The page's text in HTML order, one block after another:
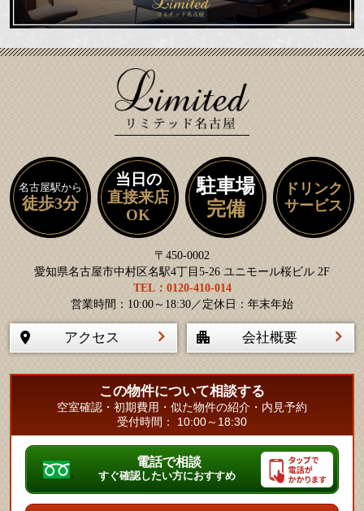
名古屋駅から
徒歩3分
当日の
直接来店
OK
駐車場
完備
ドリンク
サービス
〒450-0002
愛知県名古屋市中村区名駅4丁目5-26 ユニモール桜ビル 2F
TEL：0120-410-014
営業時間：10:00～18:30／定休日：年末年始
アクセス 会社概要
この物件について相談する
空室確認・初期費用・似た物件の紹介・内見予約
受付時間： 10:00～18:30
電話で相談
すぐ確認したい方におすすめ